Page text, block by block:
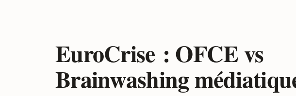
EuroCrise : OFCE vs
Brainwashing